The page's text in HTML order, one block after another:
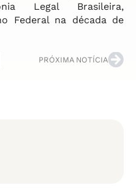
Legal Brasileira,
Federal na década de
PRÓXIMA NOTÍCIA